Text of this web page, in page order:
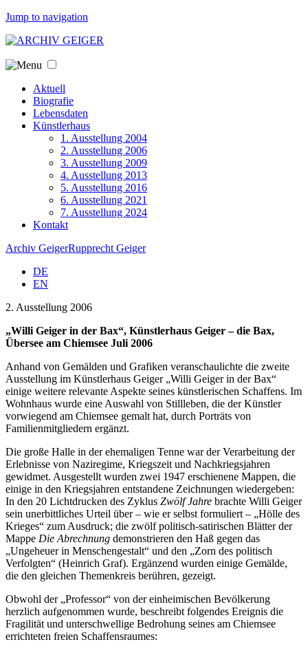
Jump to navigation
Aktuell
Biografie
Lebensdaten
Künstlerhaus
1. Ausstellung 2004
2. Ausstellung 2006
3. Ausstellung 2009
4. Ausstellung 2013
5. Ausstellung 2016
6. Ausstellung 2021
7. Ausstellung 2024
Kontakt
Archiv GeigerRupprecht Geiger
DE
EN
2. Ausstellung 2006
„Willi Geiger in der Bax“, Künstlerhaus Geiger – die Bax,
Übersee am Chiemsee Juli 2006
Anhand von Gemälden und Grafiken veranschaulichte die zweite
Ausstellung im Künstlerhaus Geiger „Willi Geiger in der Bax“
einige weitere relevante Aspekte seines künstlerischen Schaffens. Im
Wohnhaus wurde eine Auswahl von Stillleben, die der Künstler
vorwiegend am Chiemsee gemalt hat, durch Porträts von
Familienmitgliedern ergänzt.
Die große Halle in der ehemaligen Tenne war der Verarbeitung der
Erlebnisse von Naziregime, Kriegszeit und Nachkriegsjahren
gewidmet. Ausgestellt wurden zwei 1947 erschienene Mappen, die
einige in den Kriegsjahren entstandene Zeichnungen wiedergeben:
In den 20 Lichtdrucken des Zyklus Zwölf Jahre brachte Willi Geiger
sein unerbittliches Urteil über – wie er selbst formuliert – „Hölle des
Krieges“ zum Ausdruck; die zwölf politisch-satirischen Blätter der
Mappe Die Abrechnung demonstrieren den Haß gegen das
„Ungeheuer in Menschengestalt“ und den „Zorn des politisch
Verfolgten“ (Heinrich Graf). Ergänzend wurden einige Gemälde,
die den gleichen Themenkreis berühren, gezeigt.
Obwohl der „Professor“ von der einheimischen Bevölkerung
herzlich aufgenommen wurde, beschreibt folgendes Ereignis die
Fragilität und unterschwellige Bedrohung seines am Chiemsee
errichteten freien Schaffensraumes: